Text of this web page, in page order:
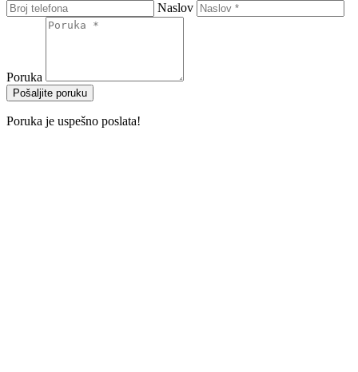
Naslov
Poruka
Pošaljite poruku
Poruka je uspešno poslata!